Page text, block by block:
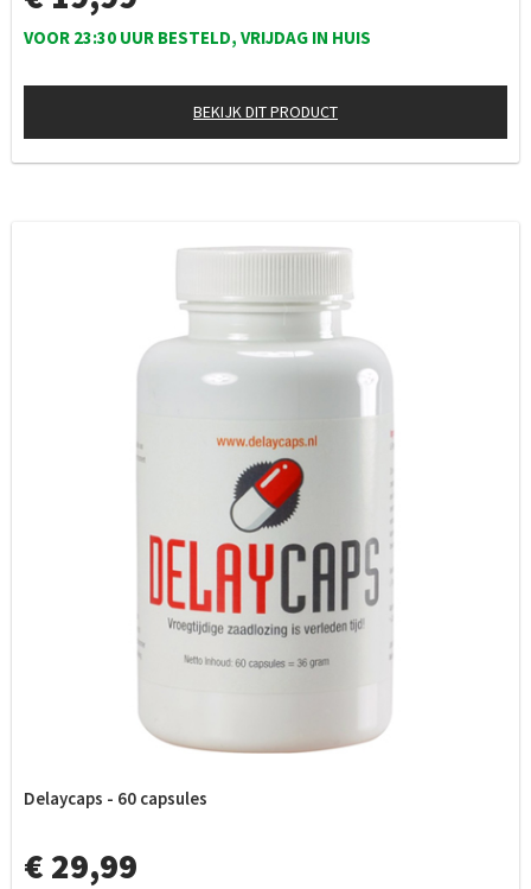
VOOR 23:30 UUR BESTELD, VRIJDAG IN HUIS
BEKIJK DIT PRODUCT
Delaycaps - 60 capsules
€ 29,99